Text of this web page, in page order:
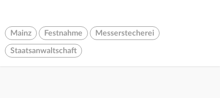
Mainz Festnahme Messerstecherei
Staatsanwaltschaft